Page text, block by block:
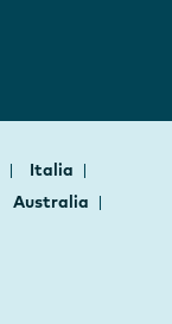
Italia
Australia